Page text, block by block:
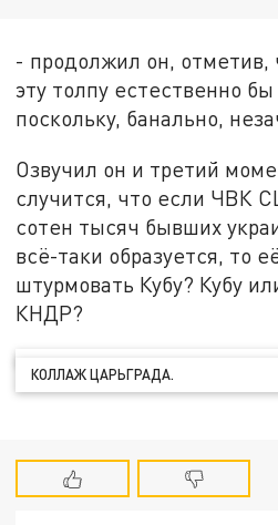
- продолжил он,
эту толпу естественно
поскольку, банально,
Озвучил он и третий
случится, что если ЧВК
сотен тысяч бывших
всё-таки образуется, то
штурмовать Кубу? Кубу
КНДР?
КОЛЛАЖ ЦАРЬГРАДА.